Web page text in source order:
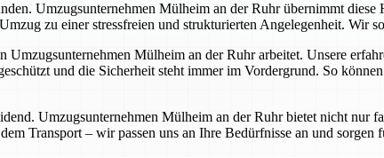
Umzugsunternehmen Mülheim an der Ruhr übernimmt
zu einer stressfreien und strukturierten Angelegenheit. Wir
Mülheim an der Ruhr arbeitet. Unsere
und die Sicherheit steht immer im Vordergrund. So
Umzugsunternehmen Mülheim an der Ruhr bietet nicht nur
Transport – wir passen uns an Ihre Bedürfnisse an und